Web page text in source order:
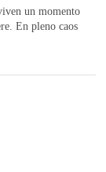
un momento
En pleno caos